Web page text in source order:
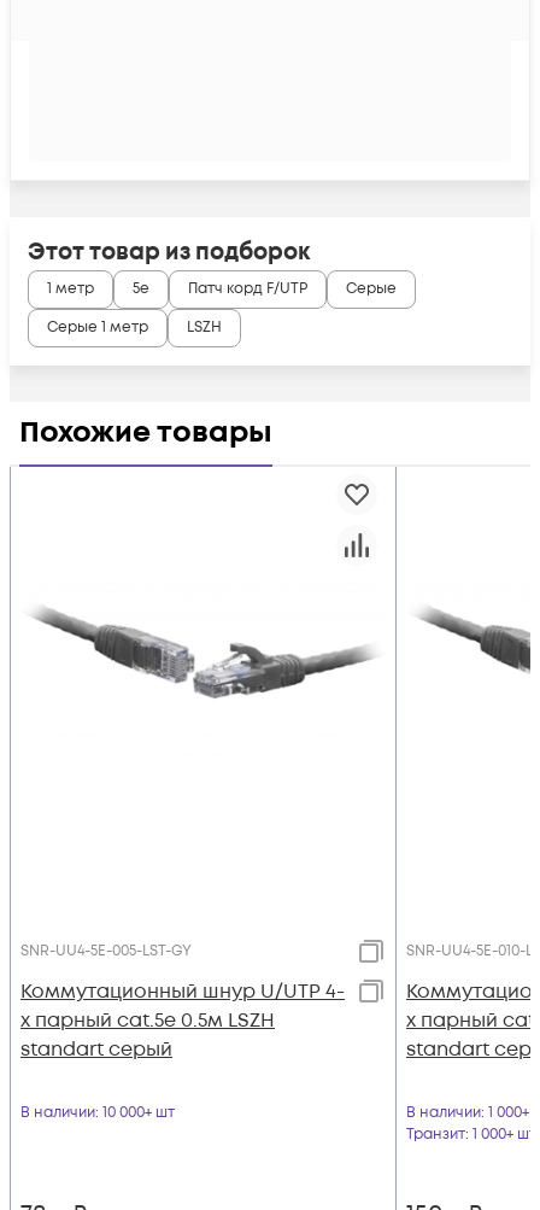
Этот товар из подборок
1 метр 5e Патч корд F/UTP
Серые
Серые 1 метр
LSZH
Похожие товары
SNR-UU4-5E-005-LST-GY
Коммутационный шнур U/UTP 4-
х парный cat.5e 0.5м LSZH
standart серый
В наличии: 10 000+ шт
SNR-UU4-5E-010-
х парный
standart
В наличии: 1 000+
Транзит: 1 000+ шт